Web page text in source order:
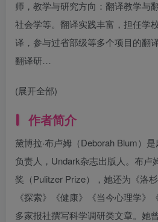
师，教学与研究方向：翻译教学与
社会学等。翻译实践丰富，担任学
译，参与过省部级等多个项目的翻
翻译研…
(展开全部)
作者简介
黛博拉·布卢姆（Deborah Blum）
负责人，Undark杂志出版人。布卢
奖（Pulitzer Prize），她还为《洛
《探索》《健康》《当今心理学》
多家报社撰写科学调研类文章。她